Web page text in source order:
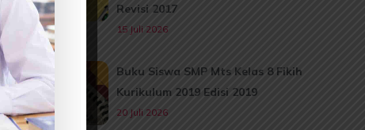
Revisi 2017
15 Juli 2026
Buku Siswa SMP Mts Kelas 8 Fikih
Kurikulum 2019 Edisi 2019
20 Juli 2026